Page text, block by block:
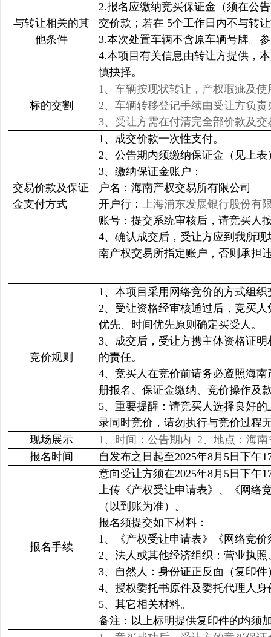
与转让相关的其
他条件
2.报名应缴纳竞买保证金（须在公
交价款；若在 5个工作日内不与转
3.本次处置车辆不含原车辆号牌。
4.本项目有关信息由转让方提供，
慎抉择。
标的交割
1、车辆按现状转让，产权瑕疵及
2、车辆转移登记手续由受让方负
3、受让方需在付清完全部价款及
交易价款及保证
金支付方式
1、成交价款一次性支付。
2、公告期内须缴纳保证金（见上
3、缴纳保证金账户：
户名：海南产权交易所有限公司
开户行： 上海浦东发展银行股份有
账号：提交系统审核后，请竞买人
4、确认成交后，受让方应到我所
南产权交易所指定账户，否则承担
竞价规则
1、本项目采用网络竞价的方式组
2、受让资格经审核通过后，竞买
优先、时间优先原则确定买受人。
3、成交后，受让方携主体资格证
的责任。
4、竞买人在竞价前请务必遵照海
册报名、保证金缴纳、竞价操作及
5、重要提醒：请竞买人选择良好
录同时竞价，请勿执行与竞价过程
现场展示
1、时间：公告期内 2、地点：海
报名时间
自发布之日起至2025年8月5日下午
报名手续
意向受让方须在2025年8月5日下午
上传《产权受让申请表》、《网络
（以到账为准）。
报名须提交如下材料：
1、《产权受让申请表》《网络竞
2、法人或其他经济组织：营业执
3、自然人：身份证正反面（复印件
4、授权委托书原件及委托代理人
5、其它相关材料。
备注：以上标明提供复印件的均须